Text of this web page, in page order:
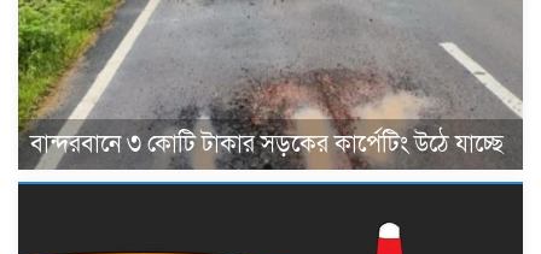
বান্দরবানে ৩ কোটি টাকার সড়কের কার্পেটিং উঠে যাচ্ছে